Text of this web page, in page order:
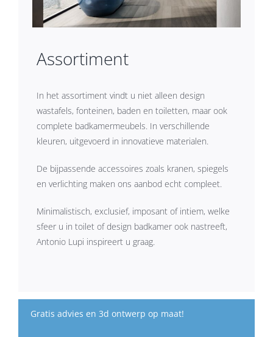
Assortiment
In het assortiment vindt u niet alleen design
wastafels, fonteinen, baden en toiletten, maar ook
complete badkamermeubels. In verschillende
kleuren, uitgevoerd in innovatieve materialen.
De bijpassende accessoires zoals kranen, spiegels
en verlichting maken ons aanbod echt compleet.
Minimalistisch, exclusief, imposant of intiem, welke
sfeer u in toilet of design badkamer ook nastreeft,
Antonio Lupi inspireert u graag.
Gratis advies en 3d ontwerp op maat!